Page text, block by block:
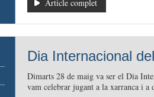
Article complet
Dia Internacional
Dimarts 28 de maig va ser el Dia
vam celebrar jugant a la xarranca i a